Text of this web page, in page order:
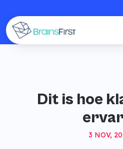
Dit is hoe
3 NOV,